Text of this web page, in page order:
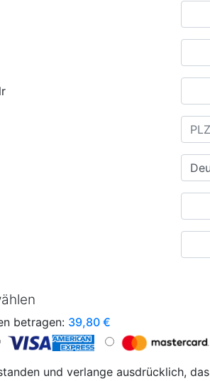
betragen: 39,80 €
und verlange ausdrücklich,